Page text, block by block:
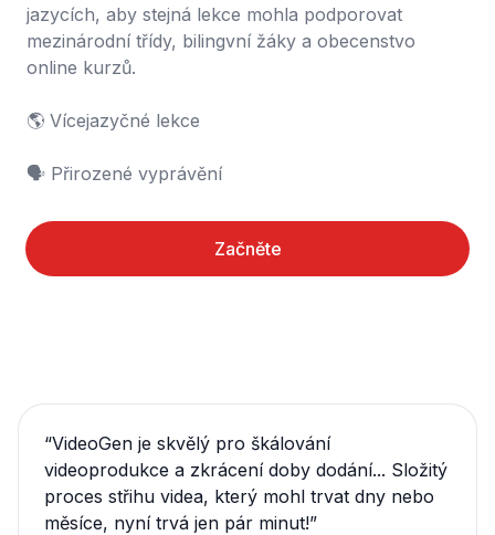
jazycích, aby stejná lekce mohla podporovat
mezinárodní třídy, bilingvní žáky a obecenstvo
online kurzů.
🌎 Vícejazyčné lekce
🗣️ Přirozené vyprávění
Začněte
“VideoGen je skvělý pro škálování
videoprodukce a zkrácení doby dodání... Složitý
proces střihu videa, který mohl trvat dny nebo
měsíce, nyní trvá jen pár minut!”